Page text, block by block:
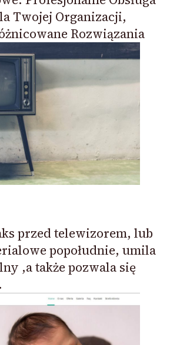
Twojej Organizacji,
Rozwiązania
przed telewizorem, lub
popołudnie, umila
,a także pozwala się